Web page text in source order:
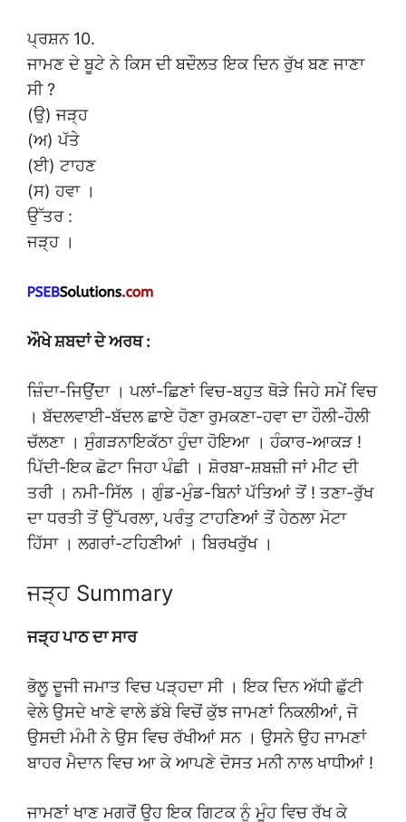
ਪ੍ਰਸ਼ਨ 10.
ਜਾਮਣ ਦੇ ਬੂਟੇ ਨੇ ਕਿਸ ਦੀ ਬਦੌਲਤ ਇਕ ਦਿਨ ਰੁੱਖ ਬਣ ਜਾਣਾ
ਸੀ ?
(ਉ) ਜੜ੍ਹ
(ਅ) ਪੱਤੇ
(ਈ) ਟਾਹਣ
(ਸ) ਹਵਾ ।
ਉੱਤਰ :
ਜੜ੍ਹ ।
ਔਖੇ ਸ਼ਬਦਾਂ ਦੇ ਅਰਥ :
ਜ਼ਿੰਦਾ-ਜਿਉਂਦਾ । ਪਲਾਂ-ਛਿਣਾਂ ਵਿਚ-ਬਹੁਤ ਥੋੜੇ ਜਿਹੇ ਸਮੇਂ ਵਿਚ
। ਬੱਦਲਵਾਈ-ਬੱਦਲ ਛਾਏ ਹੋਣਾ ਰੁਮਕਣਾ-ਹਵਾ ਦਾ ਹੌਲੀ-ਹੌਲੀ
ਚੱਲਣਾ । ਸੁੰਗੜਨਾਇਕੱਠਾ ਹੁੰਦਾ ਹੋਇਆ । ਹੰਕਾਰ-ਆਕੜ !
ਪਿੱਦੀ-ਇਕ ਛੋਟਾ ਜਿਹਾ ਪੰਛੀ । ਸ਼ੋਰਬਾ-ਸ਼ਬਜ਼ੀ ਜਾਂ ਮੀਟ ਦੀ
ਤਰੀ । ਨਮੀ-ਸਿੱਲ । ਗੁੰਡ-ਮੁੰਡ-ਬਿਨਾਂ ਪੱਤਿਆਂ ਤੋਂ ! ਤਣਾ-ਰੁੱਖ
ਦਾ ਧਰਤੀ ਤੋਂ ਉੱਪਰਲਾ, ਪਰੰਤੁ ਟਾਹਣਿਆਂ ਤੋਂ ਹੇਠਲਾ ਮੋਟਾ
ਹਿੱਸਾ । ਲਗਰਾਂ-ਟਹਿਣੀਆਂ । ਬਿਰਖਰੁੱਖ ।
ਜੜ੍ਹ Summary
ਜੜ੍ਹ ਪਾਠ ਦਾ ਸਾਰ
ਭੋਲੂ ਦੂਜੀ ਜਮਾਤ ਵਿਚ ਪੜ੍ਹਦਾ ਸੀ । ਇਕ ਦਿਨ ਅੱਧੀ ਛੁੱਟੀ
ਵੇਲੇ ਉਸਦੇ ਖਾਣੇ ਵਾਲੇ ਡੱਬੇ ਵਿਚੋਂ ਕੁੱਝ ਜਾਮਣਾਂ ਨਿਕਲੀਆਂ, ਜੋ
ਉਸਦੀ ਮੰਮੀ ਨੇ ਉਸ ਵਿਚ ਰੱਖੀਆਂ ਸਨ । ਉਸਨੇ ਉਹ ਜਾਮਣਾਂ
ਬਾਹਰ ਮੈਦਾਨ ਵਿਚ ਆ ਕੇ ਆਪਣੇ ਦੋਸਤ ਮਨੀ ਨਾਲ ਖਾਧੀਆਂ !
ਜਾਮਣਾਂ ਖਾਣ ਮਗਰੋਂ ਉਹ ਇਕ ਗਿਟਕ ਨੂੰ ਮੂੰਹ ਵਿਚ ਰੱਖ ਕੇ